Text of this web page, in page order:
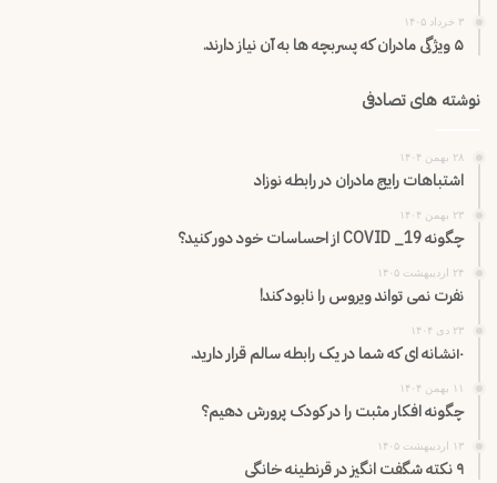
۳ خرداد ۱۴۰۵
۵ ویژگی مادران که پسربچه ها به آن نیاز دارند.
نوشته های تصادفی
۲۸ بهمن ۱۴۰۴
اشتباهات رایج مادران در رابطه نوزاد
۲۳ بهمن ۱۴۰۴
چگونه COVID _19 از احساسات خود دور کنید؟
۲۴ اردیبهشت ۱۴۰۵
نفرت نمی تواند ویروس را نابود کند!
۲۳ دی ۱۴۰۴
۱۰نشانه ای که شما در یک رابطه سالم قرار دارید.
۱۱ بهمن ۱۴۰۴
چگونه افکار مثبت را در کودک پرورش دهیم؟
۱۳ اردیبهشت ۱۴۰۵
۹ نکته شگفت انگیز در قرنطینه خانگی